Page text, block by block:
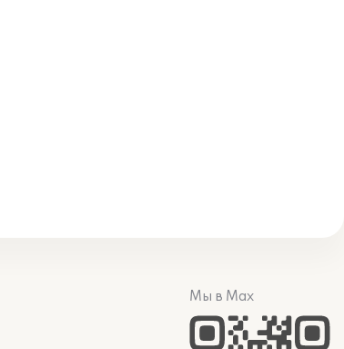
Мы в Max